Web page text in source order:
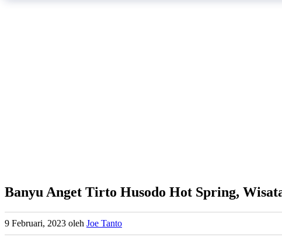
Banyu Anget Tirto Husodo Hot Spring,
9 Februari, 2023 oleh Joe Tanto